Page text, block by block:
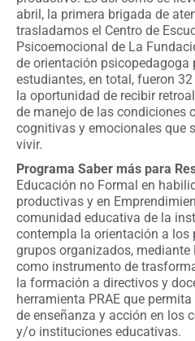
abril, la primera brigada de
trasladamos el Centro de
Psicoemocional de La
de orientación
estudiantes, en total, fueron
la oportunidad de recibir
de manejo de las condiciones
cognitivas y emocionales que
vivir.
Programa Saber más para
Educación no Formal en
productivas y en
comunidad educativa de la
contempla la orientación a los
grupos organizados, mediante
como instrumento de
la formación a directivos y
herramienta PRAE que
de enseñanza y acción en los
y/o instituciones educativas.